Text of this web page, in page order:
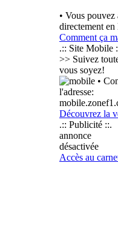
• Vous
directement en
Comment ça
.:: Site Mobile
>> Suivez
vous soyez!
•
l'adresse:
Découvrez la
.:: Publicité ::.
annonce
désactivée
Accès au